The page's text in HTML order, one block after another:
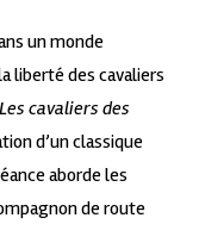
un monde
liberté des cavaliers
Les cavaliers des
d’un classique
aborde les
de route